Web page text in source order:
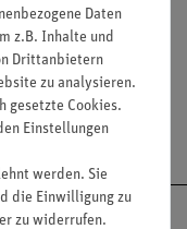
300,- €
Daten
z.B. Inhalte und
Drittanbietern
zu analysieren.
gesetzte Cookies.
Einstellungen
werden. Sie
die Einwilligung zu
zu widerrufen.